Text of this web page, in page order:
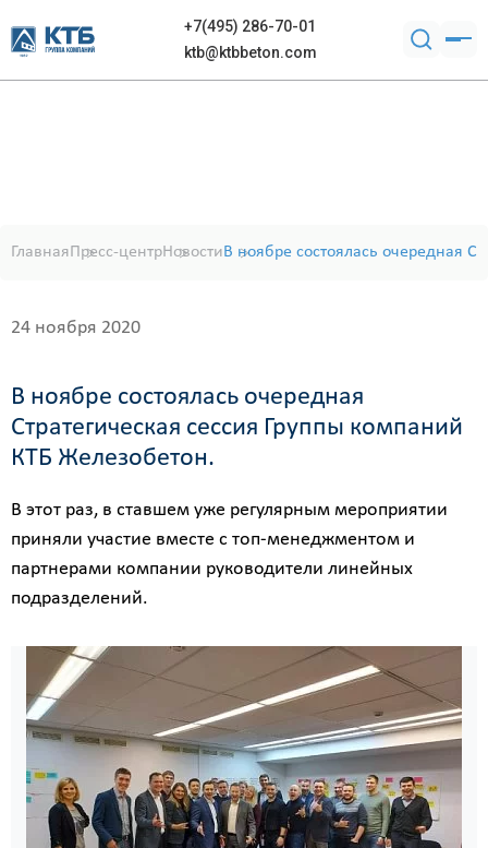
+7(495) 286-70-01
ktb@ktbbeton.com
ГлавнаяПресс-центрНовостиВ ноябре состоялась очередная
24 ноября 2020
В ноябре состоялась очередная
Стратегическая сессия Группы компаний
КТБ Железобетон.
В этот раз, в ставшем уже регулярным мероприятии
приняли участие вместе с топ-менеджментом и
партнерами компании руководители линейных
подразделений.